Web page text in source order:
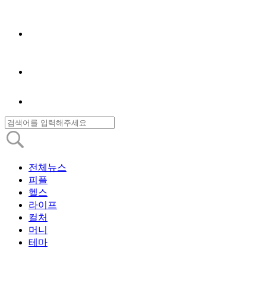
전체뉴스
피플
헬스
라이프
컬처
머니
테마